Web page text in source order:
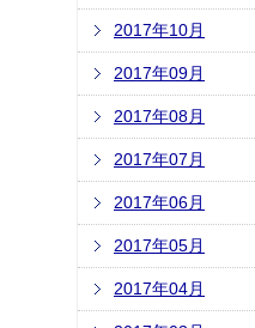
2017年10月
2017年09月
2017年08月
2017年07月
2017年06月
2017年05月
2017年04月